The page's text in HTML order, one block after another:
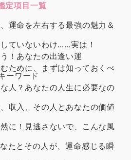
定項目一覧
運命を左右する最強の魅力＆
ていないわけ……実は！
！あなたの出逢い運
ために、まずは知っておくべ
ーワード
人？あなたの人生に必要なの
収入、その人とあなたの価値
に！見逃さないで、こんな風
たとその人が、運命感じる瞬